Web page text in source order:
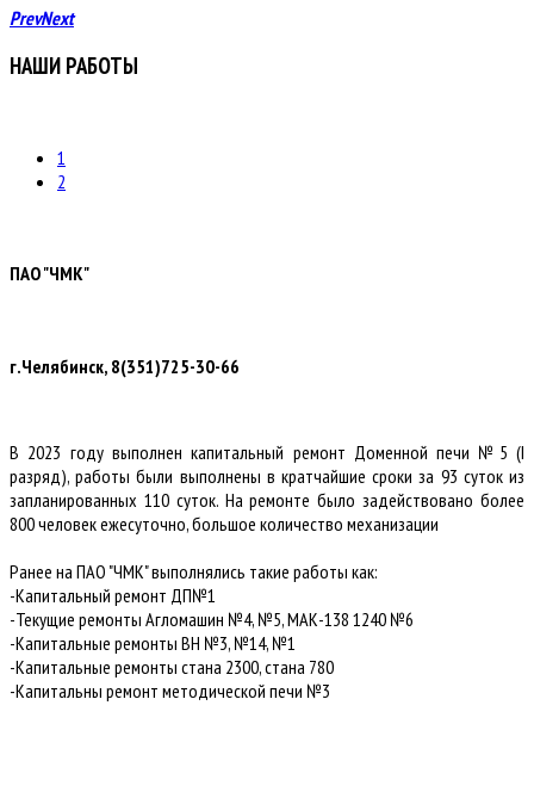
PrevNext
НАШИ РАБОТЫ
1
2
ПАО "ЧМК"
г.Челябинск, 8(351)725-30-66
В 2023 году выполнен капитальный ремонт Доменной печи №5 (I
разряд), работы были выполнены в кратчайшие сроки за 93 суток из
запланированных 110 суток. На ремонте было задействовано более
800 человек ежесуточно, большое количество механизации
Ранее на ПАО "ЧМК" выполнялись такие работы как:
-Капитальный ремонт ДП№1
-Текущие ремонты Агломашин №4, №5, МАК-138 1240 №6
-Капитальные ремонты ВН №3, №14, №1
-Капитальные ремонты стана 2300, стана 780
-Капитальны ремонт методической печи №3